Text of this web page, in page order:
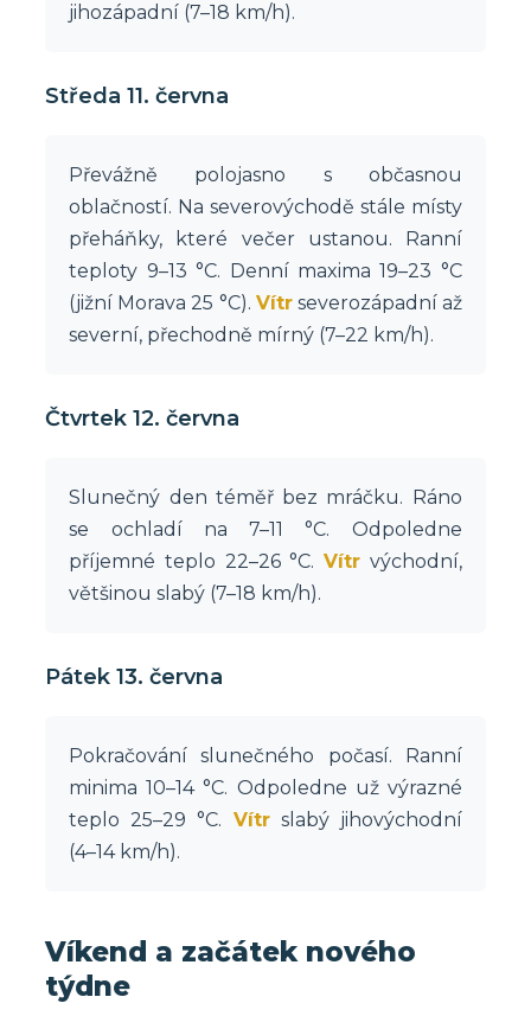
jihozápadní (7–18 km/h).
Středa 11. června
Převážně polojasno s občasnou
oblačností. Na severovýchodě stále místy
přeháňky, které večer ustanou. Ranní
teploty 9–13 °C. Denní maxima 19–23 °C
(jižní Morava 25 °C). Vítrseverozápadní až
severní, přechodně mírný (7–22 km/h).
Čtvrtek 12. června
Slunečný den téměř bez mráčku. Ráno
se ochladí na 7–11 °C. Odpoledne
příjemné teplo 22–26 °C. Vítrvýchodní,
většinou slabý (7–18 km/h).
Pátek 13. června
Pokračování slunečného počasí. Ranní
minima 10–14 °C. Odpoledne už výrazné
teplo 25–29 °C. Vítrslabý jihovýchodní
(4–14 km/h).
Víkend a začátek nového
týdne